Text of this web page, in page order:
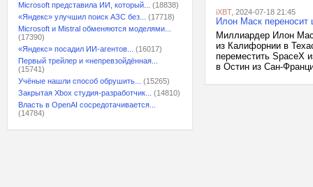
Microsoft представила ИИ, который...
(18838)
«Яндекс» улучшил поиск АЗС без...
(17718)
Microsoft и Mistral обменяются моделями...
(17390)
«Яндекс» посадил ИИ-агентов...
(16017)
Первый трейлер и «непревзойдённая...
(15741)
Учёные нашли способ обрушить...
(15265)
Закрытая Xbox студия-разработчик...
(14810)
Власть в OpenAI сосредотачивается...
(14784)
iXBT, 2024-07-18 21:45
Илон Маск переносит
Миллиардер Илон
из Калифорнии в
переместить SpaceX
в Остин из Сан-